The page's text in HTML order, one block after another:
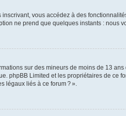
vous accédez à des
ne prend que quelques instants : nous
sur des mineurs de moins de 13
phpBB Limited et les propriétaires de ce
légaux liés à ce forum ? ».